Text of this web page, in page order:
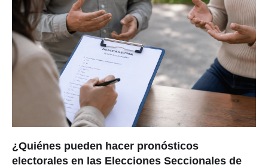
¿Quiénes pueden hacer pronósticos
electorales en las Elecciones Seccionales de